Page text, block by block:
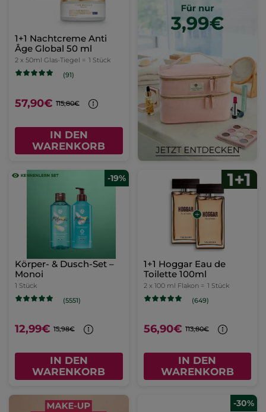
1+1 Nachtcreme Anti
Âge Global 50 ml
2 x 50ml Glas-Tiegel = 1 Stück
(91)
57,90€ 115,80€
IN DEN
WARENKORB
-19%
Körper- & Dusch-Set –
Monoi
1 Stück
(5551)
12,99€ 15,98€
IN DEN
WARENKORB
1+1 Hoggar Eau de
Toilette 100ml
2 x 100 ml Flakon = 1 Stück
(649)
56,90€ 113,80€
IN DEN
WARENKORB
-30%